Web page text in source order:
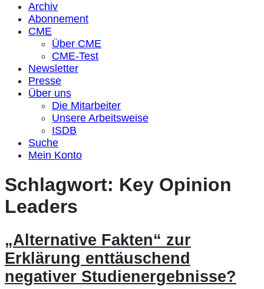
Archiv
Abonnement
CME
Über CME
CME-Test
Newsletter
Presse
Über uns
Die Mitarbeiter
Unsere Arbeitsweise
ISDB
Suche
Mein Konto
Schlagwort: Key Opinion
Leaders
„Alternative Fakten“ zur
Erklärung enttäuschend
negativer Studienergebnisse?